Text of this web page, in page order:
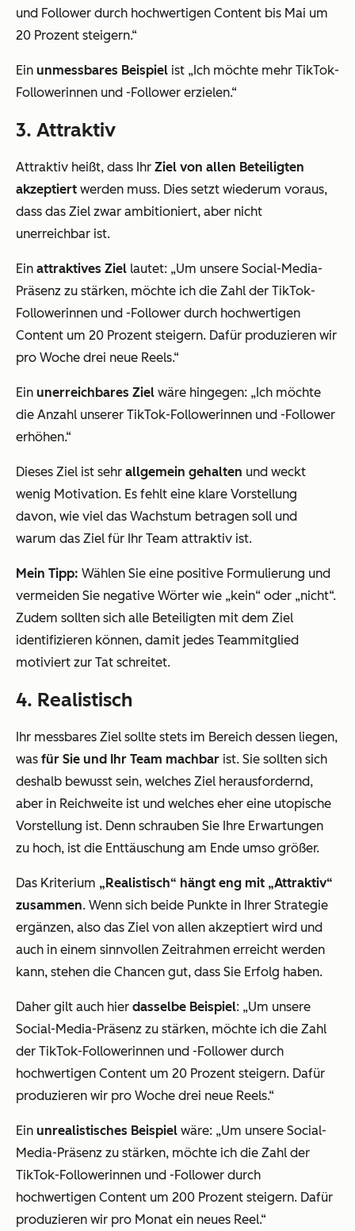
und Follower durch hochwertigen Content bis Mai um
20 Prozent steigern.“
Ein unmessbares Beispiel ist „Ich möchte mehr TikTok-
Followerinnen und -Follower erzielen.“
3. Attraktiv
Attraktiv heißt, dass Ihr Ziel von allen Beteiligten
akzeptiert werden muss. Dies setzt wiederum voraus,
dass das Ziel zwar ambitioniert, aber nicht
unerreichbar ist.
Ein attraktives Ziel lautet: „Um unsere Social-Media-
Präsenz zu stärken, möchte ich die Zahl der TikTok-
Followerinnen und -Follower durch hochwertigen
Content um 20 Prozent steigern. Dafür produzieren wir
pro Woche drei neue Reels.“
Ein unerreichbares Ziel wäre hingegen: „Ich möchte
die Anzahl unserer TikTok-Followerinnen und -Follower
erhöhen.“
Dieses Ziel ist sehr allgemein gehalten und weckt
wenig Motivation. Es fehlt eine klare Vorstellung
davon, wie viel das Wachstum betragen soll und
warum das Ziel für Ihr Team attraktiv ist.
Mein Tipp: Wählen Sie eine positive Formulierung und
vermeiden Sie negative Wörter wie „kein“ oder „nicht“.
Zudem sollten sich alle Beteiligten mit dem Ziel
identifizieren können, damit jedes Teammitglied
motiviert zur Tat schreitet.
4. Realistisch
Ihr messbares Ziel sollte stets im Bereich dessen liegen,
was für Sie und Ihr Team machbar ist. Sie sollten sich
deshalb bewusst sein, welches Ziel herausfordernd,
aber in Reichweite ist und welches eher eine utopische
Vorstellung ist. Denn schrauben Sie Ihre Erwartungen
zu hoch, ist die Enttäuschung am Ende umso größer.
Das Kriterium „Realistisch“ hängt eng mit „Attraktiv“
zusammen. Wenn sich beide Punkte in Ihrer Strategie
ergänzen, also das Ziel von allen akzeptiert wird und
auch in einem sinnvollen Zeitrahmen erreicht werden
kann, stehen die Chancen gut, dass Sie Erfolg haben.
Daher gilt auch hier dasselbe Beispiel: „Um unsere
Social-Media-Präsenz zu stärken, möchte ich die Zahl
der TikTok-Followerinnen und -Follower durch
hochwertigen Content um 20 Prozent steigern. Dafür
produzieren wir pro Woche drei neue Reels.“
Ein unrealistisches Beispiel wäre: „Um unsere Social-
Media-Präsenz zu stärken, möchte ich die Zahl der
TikTok-Followerinnen und -Follower durch
hochwertigen Content um 200 Prozent steigern. Dafür
produzieren wir pro Monat ein neues Reel.“